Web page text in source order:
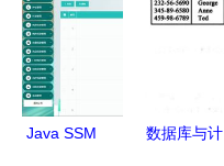
——基于存
储在线数据
库及计算机
网络服务的
机网络服务
的核心力量
Java SSM
数据库与计